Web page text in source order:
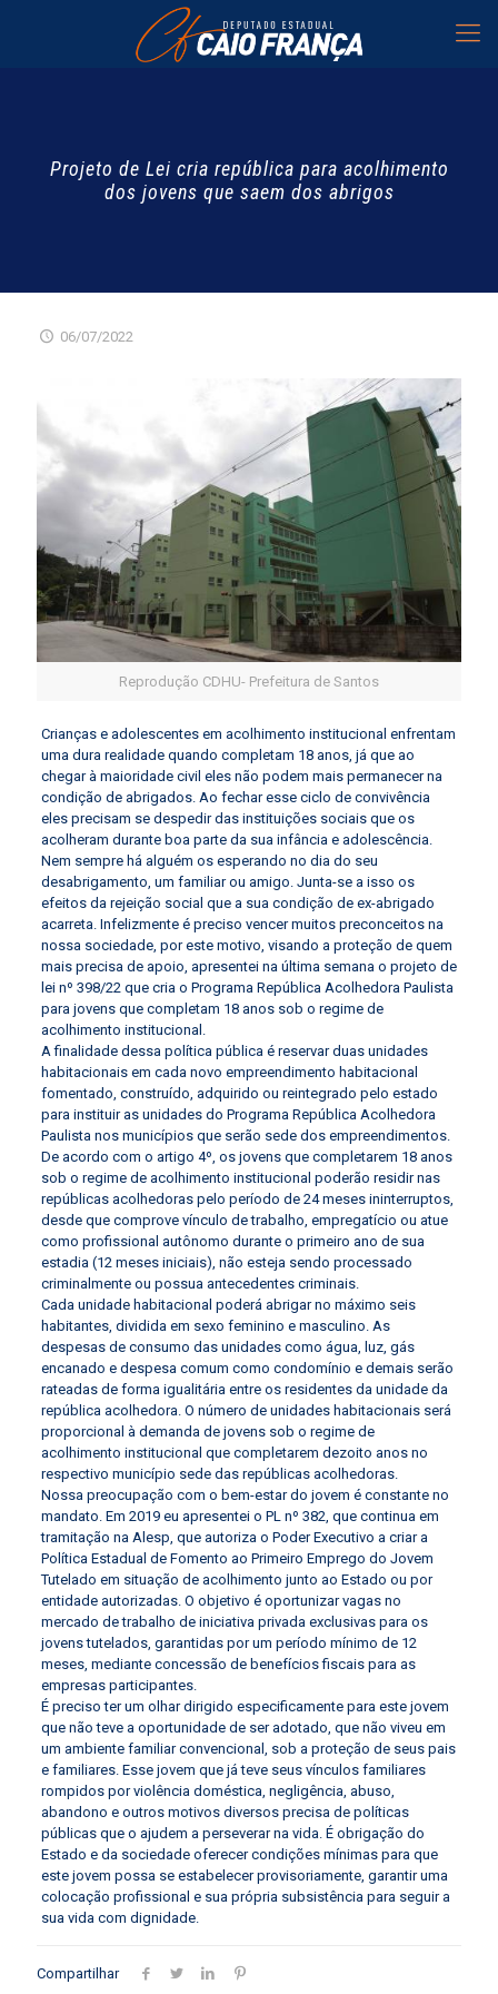
Projeto de Lei cria república para acolhimento
dos jovens que saem dos abrigos
06/07/2022
Reprodução CDHU- Prefeitura de Santos
Crianças e adolescentes em acolhimento institucional enfrentam
uma dura realidade quando completam 18 anos, já que ao
chegar à maioridade civil eles não podem mais permanecer na
condição de abrigados. Ao fechar esse ciclo de convivência
eles precisam se despedir das instituições sociais que os
acolheram durante boa parte da sua infância e adolescência.
Nem sempre há alguém os esperando no dia do seu
desabrigamento, um familiar ou amigo. Junta-se a isso os
efeitos da rejeição social que a sua condição de ex-abrigado
acarreta. Infelizmente é preciso vencer muitos preconceitos na
nossa sociedade, por este motivo, visando a proteção de quem
mais precisa de apoio, apresentei na última semana o projeto de
lei nº 398/22 que cria o Programa República Acolhedora Paulista
para jovens que completam 18 anos sob o regime de
acolhimento institucional.
A finalidade dessa política pública é reservar duas unidades
habitacionais em cada novo empreendimento habitacional
fomentado, construído, adquirido ou reintegrado pelo estado
para instituir as unidades do Programa República Acolhedora
Paulista nos municípios que serão sede dos empreendimentos.
De acordo com o artigo 4º, os jovens que completarem 18 anos
sob o regime de acolhimento institucional poderão residir nas
repúblicas acolhedoras pelo período de 24 meses ininterruptos,
desde que comprove vínculo de trabalho, empregatício ou atue
como profissional autônomo durante o primeiro ano de sua
estadia (12 meses iniciais), não esteja sendo processado
criminalmente ou possua antecedentes criminais.
Cada unidade habitacional poderá abrigar no máximo seis
habitantes, dividida em sexo feminino e masculino. As
despesas de consumo das unidades como água, luz, gás
encanado e despesa comum como condomínio e demais serão
rateadas de forma igualitária entre os residentes da unidade da
república acolhedora. O número de unidades habitacionais será
proporcional à demanda de jovens sob o regime de
acolhimento institucional que completarem dezoito anos no
respectivo município sede das repúblicas acolhedoras.
Nossa preocupação com o bem-estar do jovem é constante no
mandato. Em 2019 eu apresentei o PL nº 382, que continua em
tramitação na Alesp, que autoriza o Poder Executivo a criar a
Política Estadual de Fomento ao Primeiro Emprego do Jovem
Tutelado em situação de acolhimento junto ao Estado ou por
entidade autorizadas. O objetivo é oportunizar vagas no
mercado de trabalho de iniciativa privada exclusivas para os
jovens tutelados, garantidas por um período mínimo de 12
meses, mediante concessão de benefícios fiscais para as
empresas participantes.
É preciso ter um olhar dirigido especificamente para este jovem
que não teve a oportunidade de ser adotado, que não viveu em
um ambiente familiar convencional, sob a proteção de seus pais
e familiares. Esse jovem que já teve seus vínculos familiares
rompidos por violência doméstica, negligência, abuso,
abandono e outros motivos diversos precisa de políticas
públicas que o ajudem a perseverar na vida. É obrigação do
Estado e da sociedade oferecer condições mínimas para que
este jovem possa se estabelecer provisoriamente, garantir uma
colocação profissional e sua própria subsistência para seguir a
sua vida com dignidade.
Compartilhar